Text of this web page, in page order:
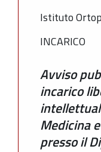
Istituto
INCARICO
Avviso
incarico
Medicina
presso il